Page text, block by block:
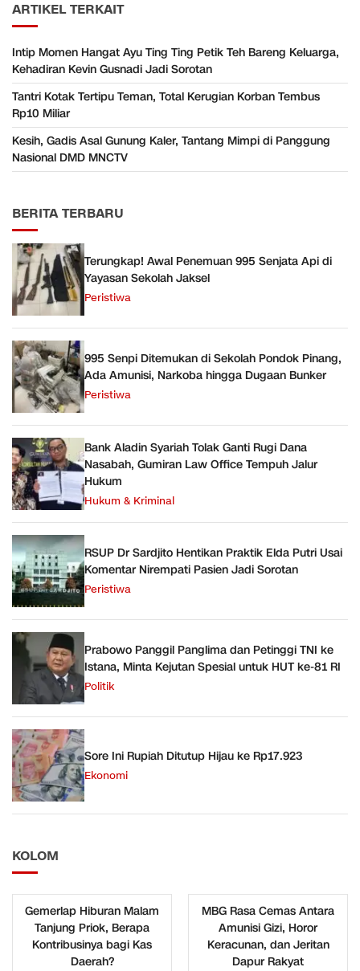
ARTIKEL TERKAIT
Intip Momen Hangat Ayu Ting Ting Petik Teh Bareng Keluarga,
Kehadiran Kevin Gusnadi Jadi Sorotan
Tantri Kotak Tertipu Teman, Total Kerugian Korban Tembus
Rp10 Miliar
Kesih, Gadis Asal Gunung Kaler, Tantang Mimpi di Panggung
Nasional DMD MNCTV
BERITA TERBARU
Terungkap! Awal Penemuan 995 Senjata Api di
Yayasan Sekolah Jaksel
Peristiwa
995 Senpi Ditemukan di Sekolah Pondok Pinang,
Ada Amunisi, Narkoba hingga Dugaan Bunker
Peristiwa
Bank Aladin Syariah Tolak Ganti Rugi Dana
Nasabah, Gumiran Law Office Tempuh Jalur
Hukum
Hukum & Kriminal
RSUP Dr Sardjito Hentikan Praktik Elda Putri Usai
Komentar Nirempati Pasien Jadi Sorotan
Peristiwa
Prabowo Panggil Panglima dan Petinggi TNI ke
Istana, Minta Kejutan Spesial untuk HUT ke-81 RI
Politik
Sore Ini Rupiah Ditutup Hijau ke Rp17.923
Ekonomi
KOLOM
Gemerlap Hiburan Malam
Tanjung Priok, Berapa
Kontribusinya bagi Kas
Daerah?
MBG Rasa Cemas Antara
Amunisi Gizi, Horor
Keracunan, dan Jeritan
Dapur Rakyat